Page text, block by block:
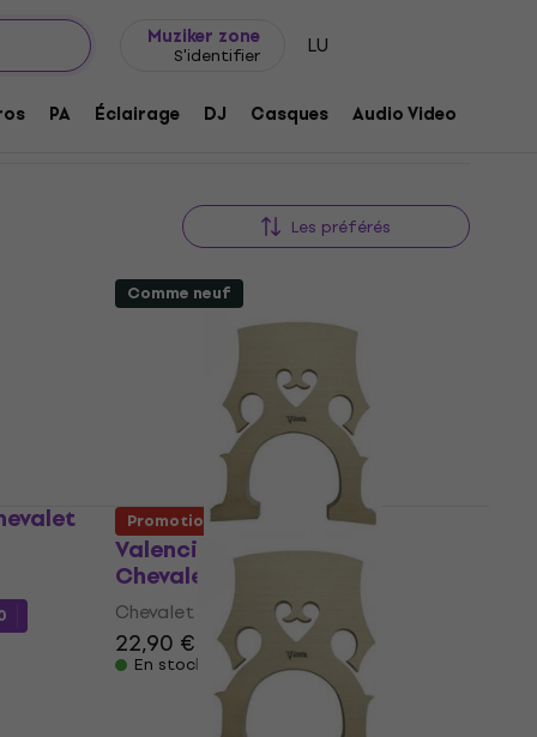
Muziker zone
S'identifier LU
PA Éclairage DJ Casques Audio Video
Les préférés
Comme neuf
Valencia OBBR 100 3/4
Chevalet (Comme neuf)
Chevalet
22,90 € 23,80 €
En stock
Promotion